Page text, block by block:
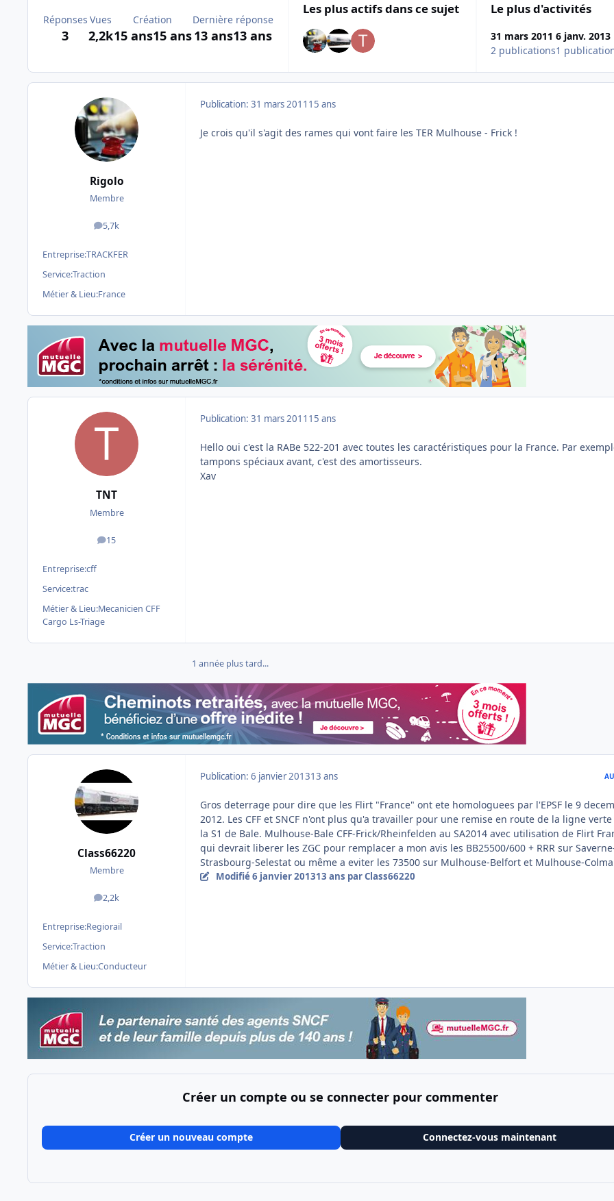
Réponses
3
Vues
2,2k
Création
15 ans15 ans
Dernière réponse
13 ans13 ans
Les plus actifs dans ce sujet Le plus d'activités
31 mars 2011
2 publications
6 janv. 2013
1
Rigolo
Membre
5,7k
messages
Entreprise:TRACKFER
Service:Traction
Métier & Lieu:France
Publication: 31 mars 2011 15 ans
Je crois qu'il s'agit des rames qui vont faire les TER Mulhouse - Frick !
TNT
Membre
15
messages
Entreprise:cff
Service:trac
Métier & Lieu:Mecanicien CFF
Cargo Ls-Triage
Publication: 31 mars 2011 15 ans
Hello oui c'est la RABe 522-201 avec toutes les caractéristiques pour la France. Par
tampons spéciaux avant, c'est des amortisseurs.
Xav
1 année plus tard...
Class66220
Membre
2,2k
messages
Entreprise:Regiorail
Service:Traction
Métier & Lieu:Conducteur
Publication: 6 janvier 201313 ans
Gros deterrage pour dire que les Flirt "France" ont ete homologuees par l'EPSF le 9
2012. Les CFF et SNCF n'ont plus qu'a travailler pour une remise en route de la ligne
la S1 de Bale. Mulhouse-Bale CFF-Frick/Rheinfelden au SA2014 avec utilisation de Flirt
qui devrait liberer les ZGC pour remplacer a mon avis les BB25500/600 + RRR sur
Strasbourg-Selestat ou même a eviter les 73500 sur Mulhouse-Belfort et Mulhouse-
Modifié6 janvier 201313 ans par Class66220
Créer un compte ou se connecter pour commenter
Créer un nouveau compte Connectez-vous maintenant